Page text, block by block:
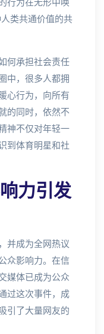
行为在无形中唤
人类共通价值的共
何承担社会责任
中，很多人都拥
心行为，向所有
的同时，依然不
神不仅对年轻一
到体育明星和社
力引发
并成为全网热议
众影响力。在信
媒体已成为公众
过这次事件，成
引了大量网友的